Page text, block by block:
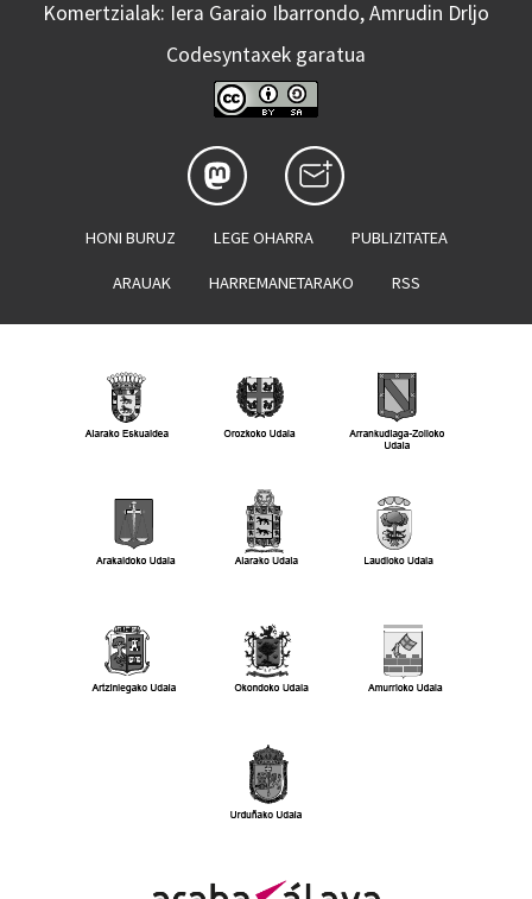
Komertzialak: Iera Garaio Ibarrondo, Amrudin Drljo
Codesyntaxek garatua
HONI BURUZ LEGE OHARRA PUBLIZITATEA
ARAUAK HARREMANETARAKO RSS